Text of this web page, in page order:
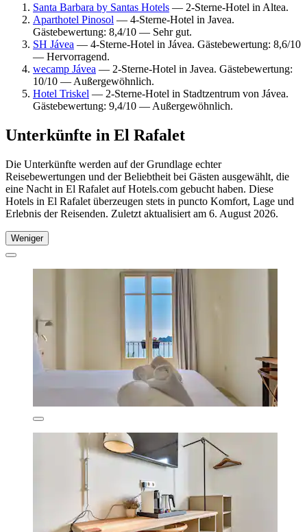
Santa Barbara by Santas Hotels — 2-Sterne-Hotel in Altea.
Aparthotel Pinosol — 4-Sterne-Hotel in Javea.
Gästebewertung: 8,4/10 — Sehr gut.
SH Jávea — 4-Sterne-Hotel in Jávea. Gästebewertung: 8,6/10
— Hervorragend.
wecamp Jávea — 2-Sterne-Hotel in Javea. Gästebewertung:
10/10 — Außergewöhnlich.
Hotel Triskel — 2-Sterne-Hotel in Stadtzentrum von Jávea.
Gästebewertung: 9,4/10 — Außergewöhnlich.
Unterkünfte in El Rafalet
Die Unterkünfte werden auf der Grundlage echter
Reisebewertungen und der Beliebtheit bei Gästen ausgewählt, die
eine Nacht in El Rafalet auf Hotels.com gebucht haben. Diese
Hotels in El Rafalet überzeugen stets in puncto Komfort, Lage und
Erlebnis der Reisenden. Zuletzt aktualisiert am 6. August 2026.
Weniger